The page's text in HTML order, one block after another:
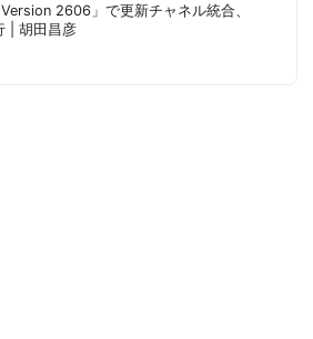
2606」で更新チャネル統合、
| 胡田昌彦